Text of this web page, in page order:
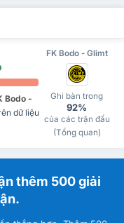
FK Bodo - Glimt
Bodo -
dữ liệu
Ghi bàn trong
92%
của các trận đấu
(Tổng quan)
thêm 500 giải